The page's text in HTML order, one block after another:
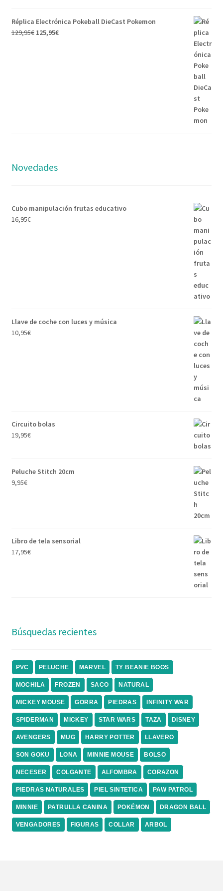
Réplica Electrónica Pokeball DieCast Pokemon
129,95€ 125,95€
Novedades
Cubo manipulación frutas educativo
16,95€
Llave de coche con luces y música
10,95€
Circuito bolas
19,95€
Peluche Stitch 20cm
9,95€
Libro de tela sensorial
17,95€
Búsquedas recientes
PVC PELUCHE MARVEL TY BEANIE BOOS
MOCHILA FROZEN SACO NATURAL
MICKEY MOUSE GORRA PIEDRAS INFINITY WAR
SPIDERMAN MICKEY STAR WARS TAZA DISNEY
AVENGERS MUG HARRY POTTER LLAVERO
SON GOKU LONA MINNIE MOUSE BOLSO
NECESER COLGANTE ALFOMBRA CORAZON
PIEDRAS NATURALES PIEL SINTETICA PAW PATROL
MINNIE PATRULLA CANINA POKÉMON DRAGON BALL
VENGADORES FIGURAS COLLAR ARBOL